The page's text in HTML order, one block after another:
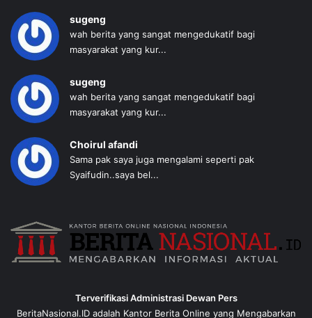
sugeng
wah berita yang sangat mengedukatif bagi
masyarakat yang kur...
sugeng
wah berita yang sangat mengedukatif bagi
masyarakat yang kur...
Choirul afandi
Sama pak saya juga mengalami seperti pak
Syaifudin..saya bel...
Terverifikasi Administrasi Dewan Pers
BeritaNasional.ID adalah Kantor Berita Online yang Mengabarkan